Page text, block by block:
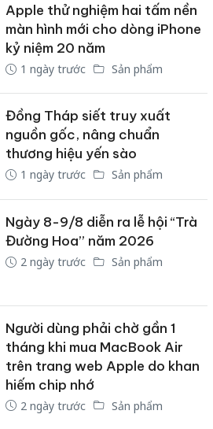
Apple thử nghiệm hai tấm nền
màn hình mới cho dòng iPhone
kỷ niệm 20 năm
1 ngày trước Sản phẩm
Đồng Tháp siết truy xuất
nguồn gốc, nâng chuẩn
thương hiệu yến sào
1 ngày trước Sản phẩm
Ngày 8-9/8 diễn ra lễ hội “Trà
Đường Hoa” năm 2026
2 ngày trước Sản phẩm
Người dùng phải chờ gần 1
tháng khi mua MacBook Air
trên trang web Apple do khan
hiếm chip nhớ
2 ngày trước Sản phẩm